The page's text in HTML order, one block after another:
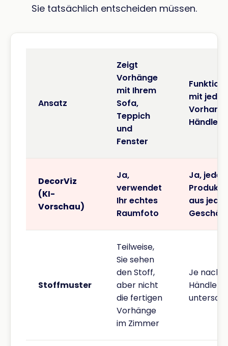
Sie tatsächlich entscheiden müssen.
Ansatz
Zeigt
Vorhänge
mit Ihrem
Sofa,
Teppich
und
Fenster
mit
Händler
DecorViz
(KI-
Vorschau)
Ja,
verwendet
Ihr echtes
Raumfoto
Ja, jedes
aus
Geschäft
Stoffmuster
Teilweise,
Sie sehen
den Stoff,
aber nicht
die fertigen
Vorhänge
im Zimmer
Je nach
Händler